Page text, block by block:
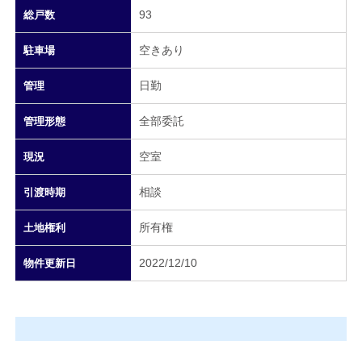
総戸数 93
駐車場 空きあり
管理 日勤
管理形態 全部委託
現況 空室
引渡時期 相談
土地権利 所有権
物件更新日 2022/12/10